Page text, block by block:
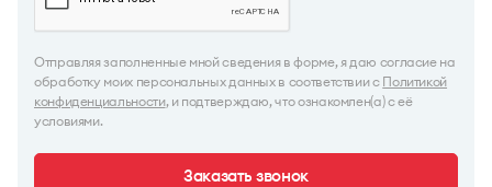
Отправляя заполненные мной сведения в форме, я даю согласие на
обработку моих персональных данных в соответствии с Политикой
конфиденциальности, и подтверждаю, что ознакомлен(а) с её
условиями.
Заказать звонок